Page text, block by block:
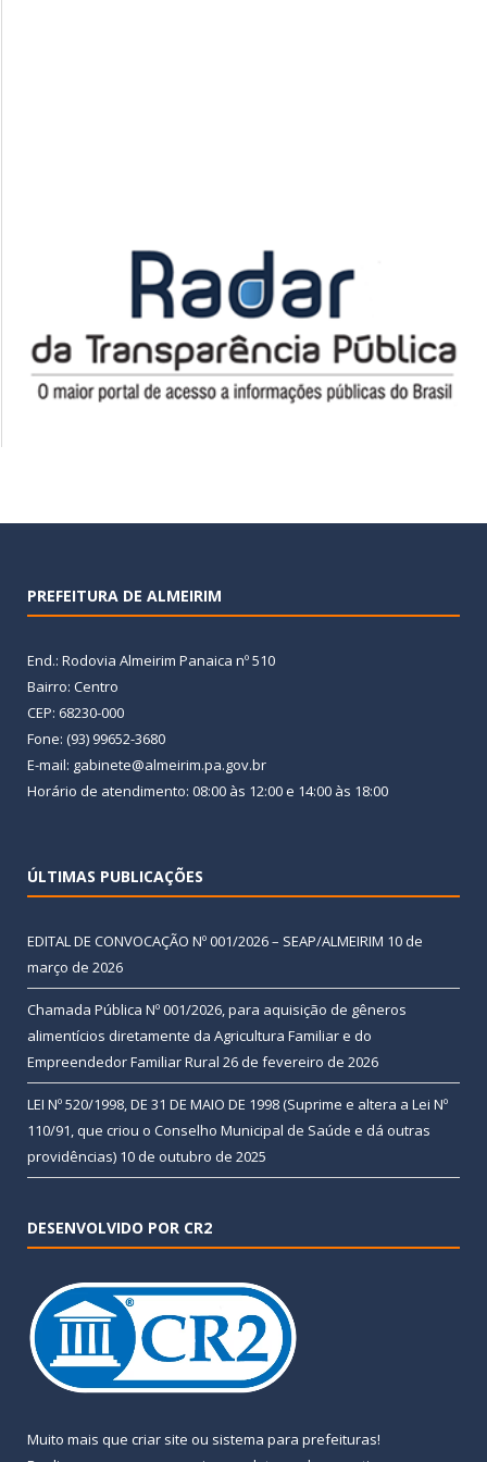
PREFEITURA DE ALMEIRIM
End.: Rodovia Almeirim Panaica nº 510
Bairro: Centro
CEP: 68230-000
Fone: (93) 99652-3680
E-mail: gabinete@almeirim.pa.gov.br
Horário de atendimento: 08:00 às 12:00 e 14:00 às 18:00
ÚLTIMAS PUBLICAÇÕES
EDITAL DE CONVOCAÇÃO Nº 001/2026 – SEAP/ALMEIRIM 10 de
março de 2026
Chamada Pública Nº 001/2026, para aquisição de gêneros
alimentícios diretamente da Agricultura Familiar e do
Empreendedor Familiar Rural 26 de fevereiro de 2026
LEI Nº 520/1998, DE 31 DE MAIO DE 1998 (Suprime e altera a Lei Nº
110/91, que criou o Conselho Municipal de Saúde e dá outras
providências) 10 de outubro de 2025
DESENVOLVIDO POR CR2
Muito mais que criar site ou sistema para prefeituras!